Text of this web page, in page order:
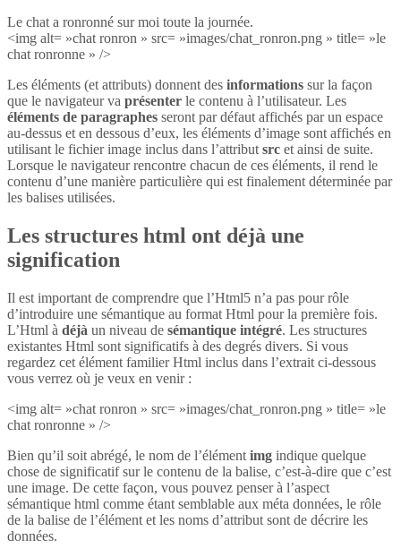
Le chat a ronronné sur moi toute la journée.
<img alt= »chat ronron » src= »images/chat_ronron.png » title= »le
chat ronronne » />
Les éléments (et attributs) donnent des informations sur la façon
que le navigateur va présenter le contenu à l’utilisateur. Les
éléments de paragraphes seront par défaut affichés par un espace
au-dessus et en dessous d’eux, les éléments d’image sont affichés en
utilisant le fichier image inclus dans l’attribut src et ainsi de suite.
Lorsque le navigateur rencontre chacun de ces éléments, il rend le
contenu d’une manière particulière qui est finalement déterminée par
les balises utilisées.
Les structures html ont déjà une
signification
Il est important de comprendre que l’Html5 n’a pas pour rôle
d’introduire une sémantique au format Html pour la première fois.
L’Html à déjà un niveau de sémantique intégré. Les structures
existantes Html sont significatifs à des degrés divers. Si vous
regardez cet élément familier Html inclus dans l’extrait ci-dessous
vous verrez où je veux en venir :
<img alt= »chat ronron » src= »images/chat_ronron.png » title= »le
chat ronronne » />
Bien qu’il soit abrégé, le nom de l’élément img indique quelque
chose de significatif sur le contenu de la balise, c’est-à-dire que c’est
une image. De cette façon, vous pouvez penser à l’aspect
sémantique html comme étant semblable aux méta données, le rôle
de la balise de l’élément et les noms d’attribut sont de décrire les
données.